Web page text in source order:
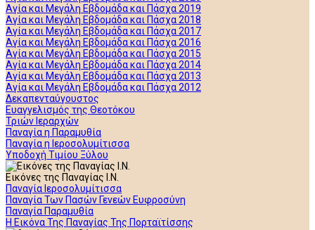
Αγία και Μεγάλη Εβδομάδα και Πάσχα 2019
Αγία και Μεγάλη Εβδομάδα και Πάσχα 2018
Αγία και Μεγάλη Εβδομάδα και Πάσχα 2017
Αγία και Μεγάλη Εβδομάδα και Πάσχα 2016
Αγία και Μεγάλη Εβδομάδα και Πάσχα 2015
Αγία και Μεγάλη Εβδομάδα και Πάσχα 2014
Αγία και Μεγάλη Εβδομάδα και Πάσχα 2013
Αγία και Μεγάλη Εβδομάδα και Πάσχα 2012
Δεκαπενταύγουστος
Ευαγγελισμός της Θεοτόκου
Τριών Ιεραρχών
Παναγία η Παραμυθία
Παναγία η Ιεροσολυμίτισσα
Υποδοχή Τιμίου Ξύλου
Εικόνες της Παναγίας Ι.Ν.
Παναγία Ιεροσολυμίτισσα
Παναγία Των Πασών Γενεών Ευφροσύνη
Παναγία Παραμυθία
Η Εικόνα Της Παναγίας Της Πορταϊτίσσης